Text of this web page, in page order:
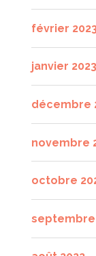
février 2023
janvier 2023
décembre
novembre
octobre
septembre